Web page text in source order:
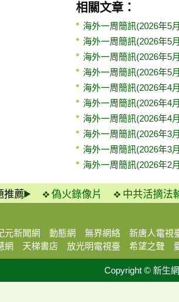
相關文章：
海外一周簡訊(2026年5
海外一周簡訊(2026年5
海外一周簡訊(2026年5
海外一周簡訊(2026年5
海外一周簡訊(2026年4
海外一周簡訊(2026年4
海外一周簡訊(2026年4
海外一周簡訊(2026年3
海外一周簡訊(2026年3
海外一周簡訊(2026年2
推薦 偽火錄像片 中共活摘法
元新聞網 動態網 無界網絡
新唐人電視
網
天梯書店 放光明電視臺 希望之聲
Copyright © 新生